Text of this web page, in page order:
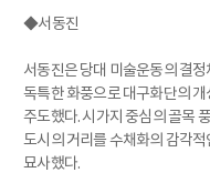
◆서동진
서동진은 당대 미술운동의 결
독특한 화풍으로 대구화단의
주도했다. 시가지 중심의 골목
도시의 거리를 수채화의 감각
묘사했다.